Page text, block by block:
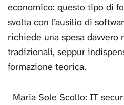
economico: questo tipo di
svolta con l’ausilio di
richiede una spesa
tradizionali, seppur
formazione teorica.
Maria Sole Scollo: IT